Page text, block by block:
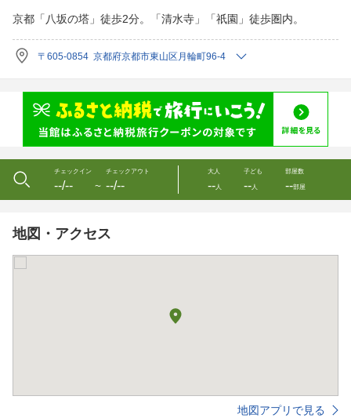
京都「八坂の塔」徒歩2分。「清水寺」「祇園」徒歩圏内。
〒605-0854 京都府京都市東山区月輪町96-4
チェックイン
--/-- 〜
チェックアウト
--/--
大人
--人
子ども
--人
部屋数
--部屋
地図・アクセス
地図アプリで見る